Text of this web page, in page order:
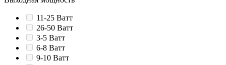
11-25 Ватт
26-50 Ватт
3-5 Ватт
6-8 Ватт
9-10 Ватт